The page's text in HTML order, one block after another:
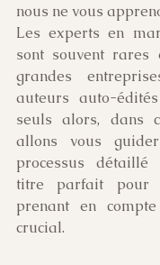
nous ne vous
Les experts en
sont souvent rares
grandes
auteurs auto-
seuls alors, dans
allons vous
processus
titre parfait pour
prenant en
crucial.